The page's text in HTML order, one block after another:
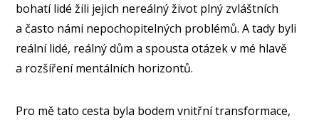
bohatí lidé žili jejich nereálný život plný zvláštních
a často námi nepochopitelných problémů. A tady byli
reální lidé, reálný dům a spousta otázek v mé hlavě
a rozšíření mentálních horizontů.
Pro mě tato cesta byla bodem vnitřní transformace,